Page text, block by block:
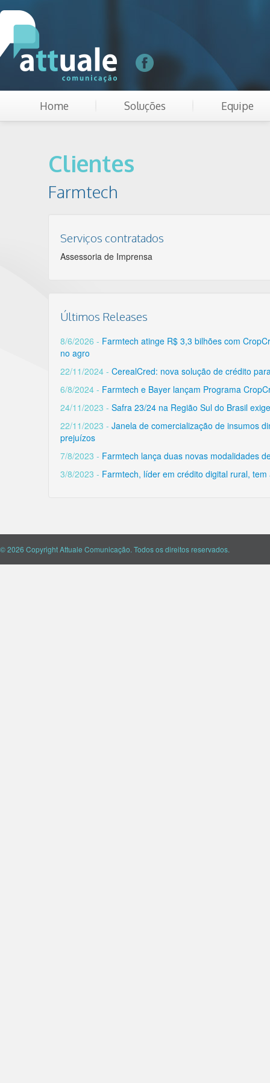
Home Soluções Equipe
Clientes
Farmtech
Serviços contratados
Assessoria de Imprensa
Últimos Releases
8/6/2026 - Farmtech atinge R$ 3,3 bilhões com
no agro
22/11/2024 - CerealCred: nova solução de crédito
6/8/2024 - Farmtech e Bayer lançam Programa
24/11/2023 - Safra 23/24 na Região Sul do Brasil
22/11/2023 - Janela de comercialização de insumos
prejuízos
7/8/2023 - Farmtech lança duas novas modalidades
3/8/2023 - Farmtech, líder em crédito digital rural,
© 2026 Copyright Attuale Comunicação. Todos os direitos reservados.